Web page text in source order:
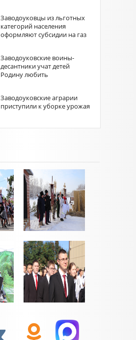
Заводоуковцы из льготных
категорий населения
оформляют субсидии на газ
Заводоуковские воины-
десантники учат детей
Родину любить
Заводоуковские аграрии
приступили к уборке урожая